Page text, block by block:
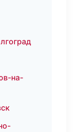
на-